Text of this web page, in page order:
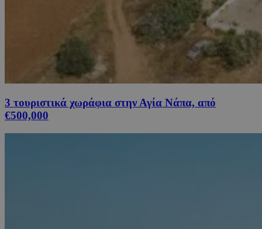
3 τουριστικά χωράφια στην Αγία Νάπα, από
€500,000